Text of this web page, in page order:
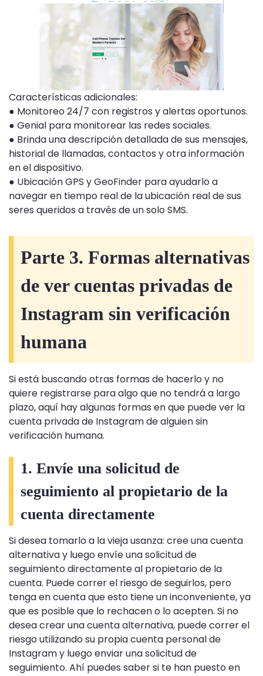
Características adicionales:
● Monitoreo 24/7 con registros y alertas oportunos.
● Genial para monitorear las redes sociales.
● Brinda una descripción detallada de sus mensajes,
historial de llamadas, contactos y otra información
en el dispositivo.
● Ubicación GPS y GeoFinder para ayudarlo a
navegar en tiempo real de la ubicación real de sus
seres queridos a través de un solo SMS.
Parte 3. Formas alternativas
de ver cuentas privadas de
Instagram sin verificación
humana
Si está buscando otras formas de hacerlo y no
quiere registrarse para algo que no tendrá a largo
plazo, aquí hay algunas formas en que puede ver la
cuenta privada de Instagram de alguien sin
verificación humana.
1. Envíe una solicitud de
seguimiento al propietario de la
cuenta directamente
Si desea tomarlo a la vieja usanza: cree una cuenta
alternativa y luego envíe una solicitud de
seguimiento directamente al propietario de la
cuenta. Puede correr el riesgo de seguirlos, pero
tenga en cuenta que esto tiene un inconveniente, ya
que es posible que lo rechacen o lo acepten. Si no
desea crear una cuenta alternativa, puede correr el
riesgo utilizando su propia cuenta personal de
Instagram y luego enviar una solicitud de
seguimiento. Ahí puedes saber si te han puesto en